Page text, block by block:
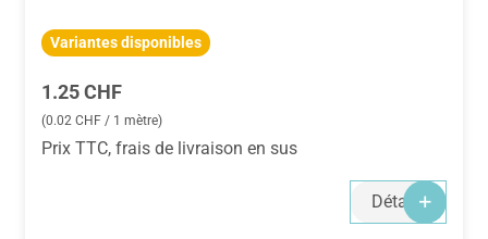
Variantes disponibles
Prix régulier :
1.25 CHF
(0.02 CHF / 1 mètre)
Prix TTC, frais de livraison en sus
Détails